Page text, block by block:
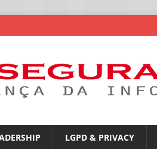
LGPD & PRIVACY